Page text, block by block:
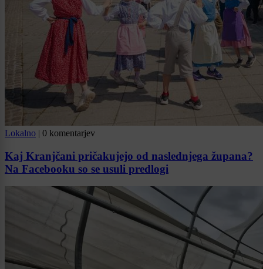
Lokalno | 0 komentarjev
Kaj Kranjčani pričakujejo od naslednjega župana?
Na Facebooku so se usuli predlogi